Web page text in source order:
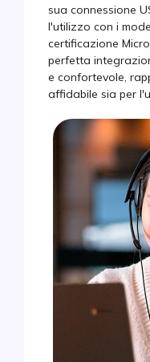
sua connessione
l'utilizzo con i
certificazione
perfetta
e confortevole,
affidabile sia per